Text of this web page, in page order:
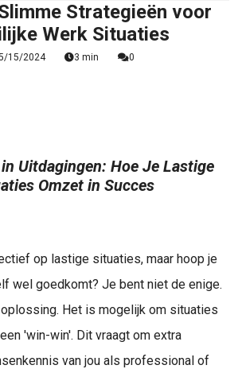
Strategieën voor
Werk Situaties
15/2024 3 min 0
Uitdagingen: Hoe Je Lastige
Omzet in Succes
op lastige situaties, maar hoop je
wel goedkomt? Je bent niet de enige.
Het is mogelijk om situaties
'win-win'. Dit vraagt om extra
van jou als professional of